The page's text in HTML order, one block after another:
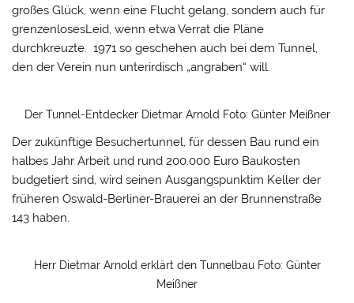
großes Glück, wenn eine Flucht gelang, sondern auch für
grenzenlosesLeid, wenn etwa Verrat die Pläne
durchkreuzte. 1971 so geschehen auch bei dem Tunnel,
den der Verein nun unterirdisch „angraben“ will.
Der Tunnel-Entdecker Dietmar Arnold Foto: Günter Meißner
Der zukünftige Besuchertunnel, für dessen Bau rund ein
halbes Jahr Arbeit und rund 200.000 Euro Baukosten
budgetiert sind, wird seinen Ausgangspunktim Keller der
früheren Oswald-Berliner-Brauerei an der Brunnenstraße
143 haben.
Herr Dietmar Arnold erklärt den Tunnelbau Foto: Günter
Meißner